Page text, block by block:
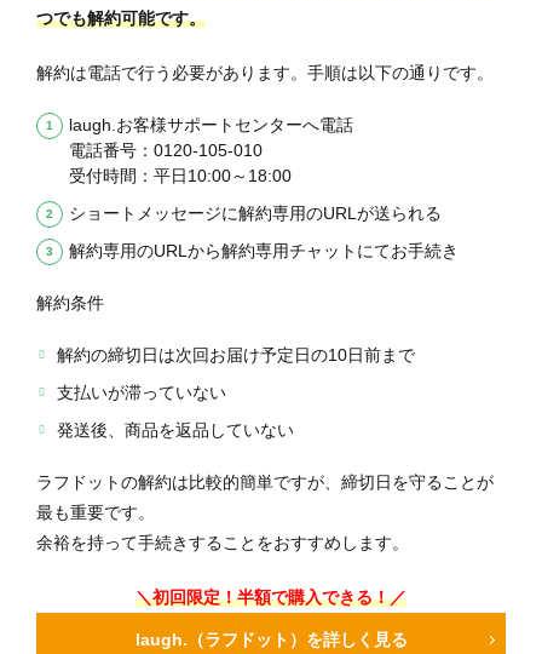
つでも解約可能です。
解約は電話で行う必要があります。手順は以下の通りです。
laugh.お客様サポートセンターへ電話
電話番号：0120‐105‐010
受付時間：平日10:00～18:00
ショートメッセージに解約専用のURLが送られる
解約専用のURLから解約専用チャットにてお手続き
解約条件
解約の締切日は次回お届け予定日の10日前まで
支払いが滞っていない
発送後、商品を返品していない
ラフドットの解約は比較的簡単ですが、締切日を守ることが
最も重要です。
余裕を持って手続きすることをおすすめします。
＼初回限定！半額で購入できる！／
laugh.（ラフドット）を詳しく見る